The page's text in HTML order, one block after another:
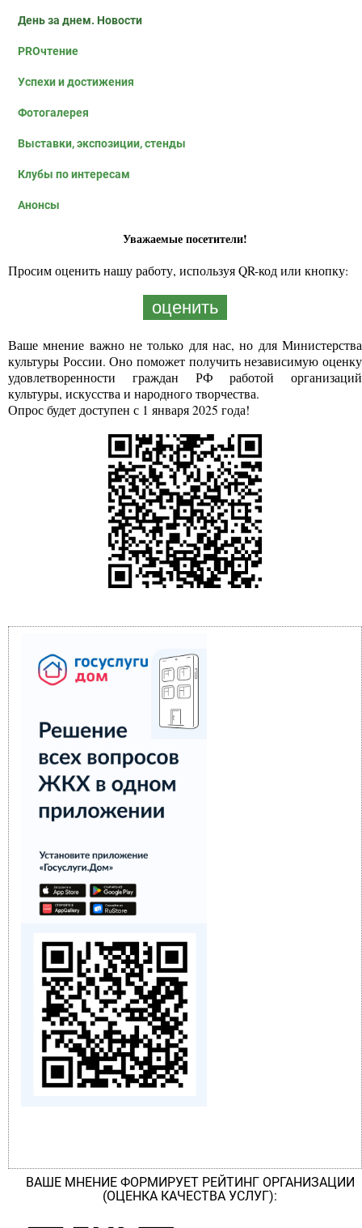
День за днем. Новости
PROчтение
Успехи и достижения
Фотогалерея
Выставки, экспозиции, стенды
Клубы по интересам
Анонсы
Уважаемые посетители!
Просим оценить нашу работу, используя QR-код или кнопку:
оценить
Ваше мнение важно не только для нас, но для Министерства
культуры России. Оно поможет получить независимую оценку
удовлетворенности граждан РФ работой организаций
культуры, искусства и народного творчества.
Опрос будет доступен с 1 января 2025 года!
ВАШЕ МНЕНИЕ ФОРМИРУЕТ РЕЙТИНГ ОРГАНИЗАЦИИ
(ОЦЕНКА КАЧЕСТВА УСЛУГ):